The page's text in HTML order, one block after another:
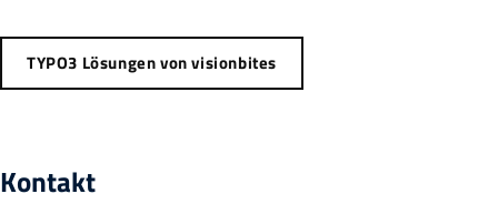
TYPO3 Lösungen von visionbites
Kontakt